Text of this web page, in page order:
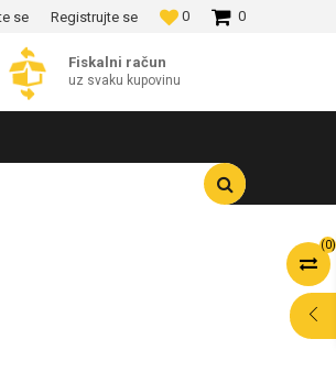
ISPORUKE! 0
0
se Registrujte se
Fiskalni račun
uz svaku kupovinu
(0)